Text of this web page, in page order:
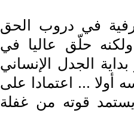
في دروب الحق
حلّق عاليا في
الجدل الإنساني
أولا ... اعتمادا على
قوته من غفلة